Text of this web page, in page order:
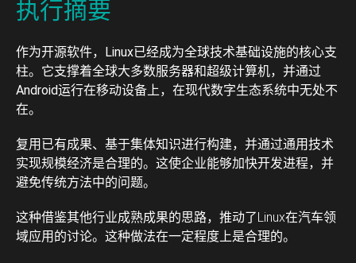
执行摘要
作为开源软件，Linux已经成为全球技术基础设施的核心支
柱。它支撑着全球大多数服务器和超级计算机，并通过
Android运行在移动设备上，在现代数字生态系统中无处不
在。
复用已有成果、基于集体知识进行构建，并通过通用技术
实现规模经济是合理的。这使企业能够加快开发进程，并
避免传统方法中的问题。
这种借鉴其他行业成熟成果的思路，推动了Linux在汽车领
域应用的讨论。这种做法在一定程度上是合理的。